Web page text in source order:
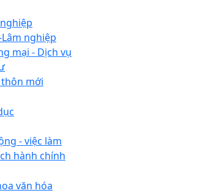
nghiệp
mại - Dịch vụ
mới
- việc làm
hành chính
văn hóa